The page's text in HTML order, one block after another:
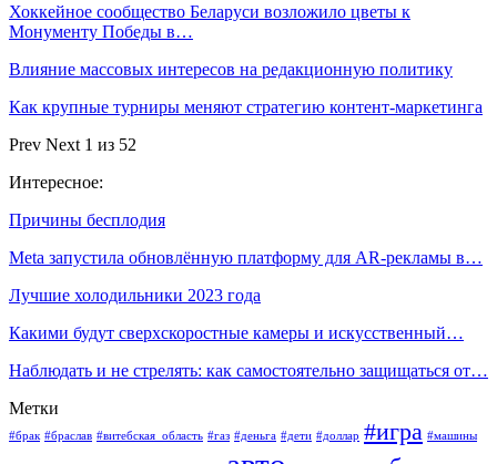
Хоккейное сообщество Беларуси возложило цветы к
Монументу Победы в…
Влияние массовых интересов на редакционную политику
Как крупные турниры меняют стратегию контент-маркетинга
Prev Next 1 из 52
Интересное:
Причины бесплодия
Meta запустила обновлённую платформу для AR-рекламы в…
Лучшие холодильники 2023 года
Какими будут сверхскоростные камеры и искусственный…
Наблюдать и не стрелять: как самостоятельно защищаться от…
Метки
#брак #браслав #витебская_область #газ #деньга #дети #доллар #игра #машины